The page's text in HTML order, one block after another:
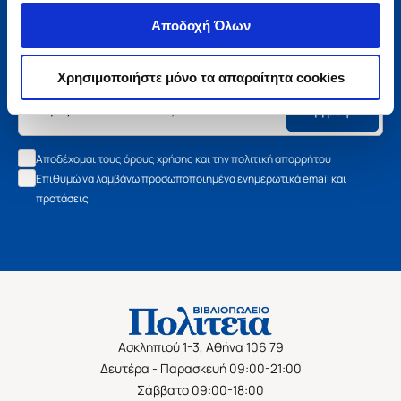
Αποδοχή Όλων
Χρησιμοποιήστε μόνο τα απαραίτητα cookies
Μάθετε τα νέα της Πολιτείας
Εγγραφείτε στο newsletter μας και μάθετε πρώτοι όλα τα
νέα βιβλία, τις εξαιρετικές τιμές και τις εκδηλώσεις μας.
Εγγραφή
Αποδέχομαι τους όρους χρήσης και την πολιτική απορρήτου
Επιθυμώ να λαμβάνω προσωποποιημένα ενημερωτικά email και
προτάσεις
Ασκληπιού 1-3, Αθήνα 106 79
Δευτέρα - Παρασκευή 09:00-21:00
Σάββατο 09:00-18:00